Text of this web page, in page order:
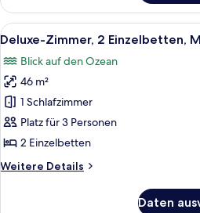
Zimmer,
1 King-
Bett,
Alle
Fotos
für
Deluxe-
Zimmer,
2 Einzelbetten,
Meerblick
Plus)
Ein
8
Deluxe-Zimmer, 2 Einzelbetten,
Blick auf den Ozean
46 m²
1 Schlafzimmer
Platz für 3 Personen
2 Einzelbetten
Weitere Details
Weitere
Daten